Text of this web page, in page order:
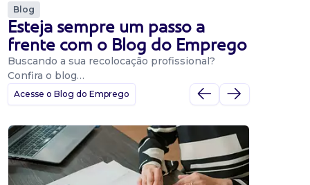
Blog
Esteja sempre um passo a
frente com o Blog do Emprego
Buscando a sua recolocação profissional?
Confira o blog…
Acesse o Blog do Emprego